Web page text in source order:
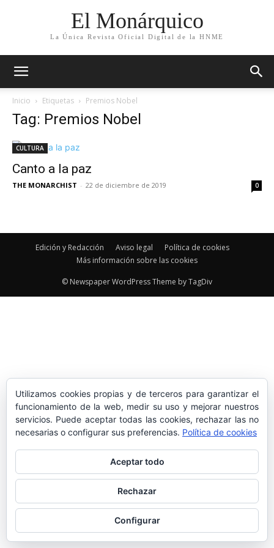
El Monárquico
La Única Revista Oficial Digital de la HNME
Inicio Etiquetas Premios Nobel
Tag: Premios Nobel
CULTURA
Canto a la paz
THE MONARCHIST - 22 de diciembre de 2019 0
Edición y Redacción Aviso legal
Política de cookies
Más información sobre las cookies
© Newspaper WordPress Theme by TagDiv
Utilizamos cookies propias y de terceros para garantizar el
funcionamiento de la web, medir su uso y mejorar nuestros
servicios. Puede aceptar todas las cookies, rechazar las no
necesarias o configurar sus preferencias. Política de cookies
Aceptar todo
Rechazar
Configurar